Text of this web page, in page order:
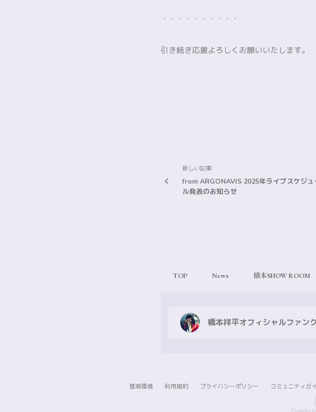
・・・・・・・・・・
引き続き応援よろしくお願いいたします。
新しい記事
from ARGONAVIS 2025年ライブスケジュ
ル発表のお知らせ
TOP News 橋本SHOW ROOM
橋本祥平オフィシャルファ
推奨環境 利用規約 プライバシーポリシー コミュニティガ
Powered